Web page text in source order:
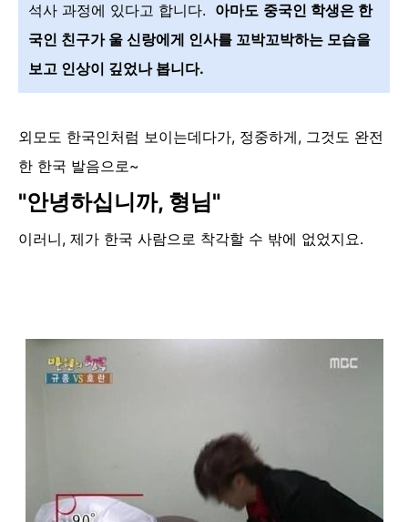
석사 과정에 있다고 합니다. 아마도 중국인 학생은 한
국인 친구가 울 신랑에게 인사를 꼬박꼬박하는 모습을
보고 인상이 깊었나 봅니다.
외모도 한국인처럼 보이는데다가, 정중하게, 그것도 완전
한 한국 발음으로~
"안녕하십니까, 형님"
이러니, 제가 한국 사람으로 착각할 수 밖에 없었지요.